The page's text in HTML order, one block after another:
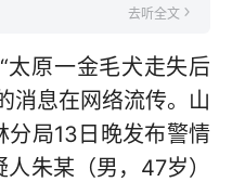
去听全文
太原一金毛犬走失后
消息在网络流传。山
分局13日晚发布警情
朱某（男，47岁）